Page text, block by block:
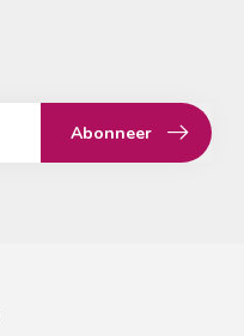
Abonneer